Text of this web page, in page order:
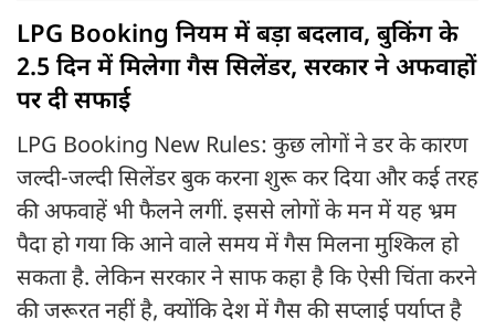
LPG Booking नियम में बड़ा बदलाव, बुकिंग के
2.5 दिन में मिलेगा गैस सिलेंडर, सरकार ने अफवाहों
पर दी सफाई
LPG Booking New Rules: कुछ लोगों ने डर के कारण
जल्दी-जल्दी सिलेंडर बुक करना शुरू कर दिया और कई तरह
की अफवाहें भी फैलने लगीं. इससे लोगों के मन में यह भ्रम
पैदा हो गया कि आने वाले समय में गैस मिलना मुश्किल हो
सकता है. लेकिन सरकार ने साफ कहा है कि ऐसी चिंता करने
की जरूरत नहीं है, क्योंकि देश में गैस की सप्लाई पर्याप्त है